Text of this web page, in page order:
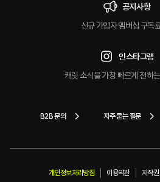
공지사항
신규 가입자 멤버십 구독
인스타그램
캐릿 소식을 가장 빠르게 전하
B2B 문의 자주 묻는 질문
개인정보처리방침 이용약관 저작